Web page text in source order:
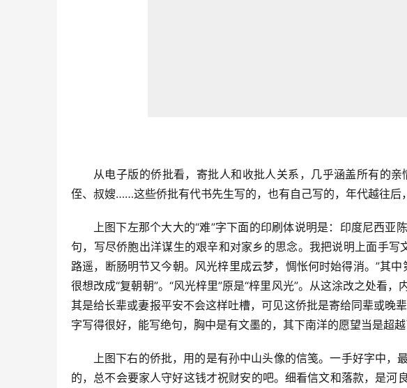
从电子版的侨批看，寄批人和收批人关系，几乎涵盖所有的
侄、叔嫂……这些侨批有代书先生写的，也有自己写的，年代越往后
上图下左那个大大的“难”字下面的印刷体说明是：印度尼西亚
句，写尽侨胞出洋谋生的艰辛和对家乡的思念。我把说明上面手
路遥，断肠明节又今朝。风光梓里成云梦，惆怅何时始得消。”其中
很想改成“复朝朝”。“风光梓里”原是“梓里风光”。从这涂改之处看
其是给长辈或妻报平安不会这样吐槽，可见这侨批是寄给同辈或晚
字写得很好，能写绝句，胸中是有文墨的，其下南洋的愿望当是超
上图下右的侨批，用的是有孙中山头像的信笺。一手好字中，
的，总不会要家人守好这钱才祝财安的吧。细看信文和落款，是河